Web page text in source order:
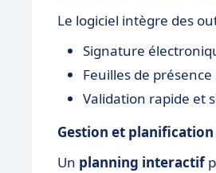
Le logiciel intègre des
Signature
Feuilles de
Validation rapide et
Gestion et
Un planning interactif